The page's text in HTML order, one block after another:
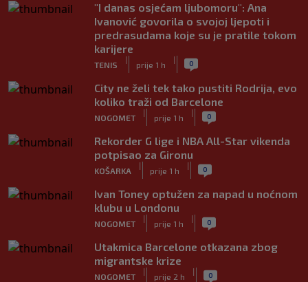
"I danas osjećam ljubomoru": Ana
Ivanović govorila o svojoj ljepoti i
predrasudama koje su je pratile tokom
karijere
TENIS
|
prije 1 h
| 0
City ne želi tek tako pustiti Rodrija, evo
koliko traži od Barcelone
NOGOMET
|
prije 1 h
| 0
Rekorder G lige i NBA All-Star vikenda
potpisao za Gironu
KOŠARKA
|
prije 1 h
| 0
Ivan Toney optužen za napad u noćnom
klubu u Londonu
NOGOMET
|
prije 1 h
| 0
Utakmica Barcelone otkazana zbog
migrantske krize
NOGOMET
|
prije 2 h
| 0